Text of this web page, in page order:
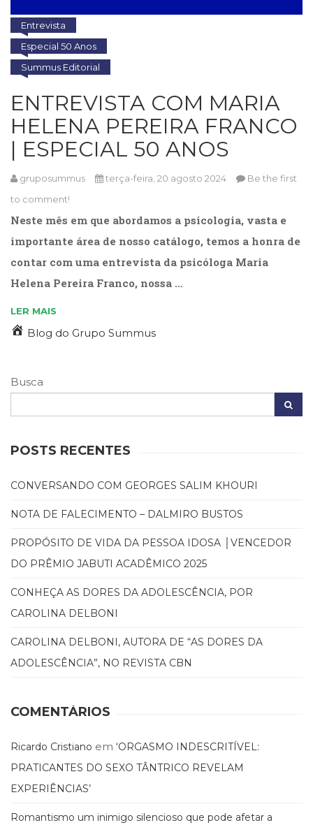
Cinema
(23)
Comportamento
(418)
Comunicação
Corpo
e
Movimento
(226)
Interior
(222)
Criatividade
Culinária,
Alimentação
Economia,
Negócios
Educação
Especial
Fisioterapia
Fonoaudiologia
terapia
Jornalismo
(57)
(66)
Erótica
(11)
Ficção,
Ensaios
de
PNL
(Programação
Neurolingüística)
Psicodrama
Entrevista
Especial 50 Anos
Summus Editorial
ENTREVISTA COM MARIA
HELENA PEREIRA FRANCO
| ESPECIAL 50 ANOS
gruposummus terça-feira, 20 agosto 2024
Be the first
to comment!
Neste mês em que abordamos a psicologia, vasta e
importante área de nosso catálogo, temos a honra de
contar com uma entrevista da psicóloga Maria
Helena Pereira Franco, nossa …
LER MAIS
Blog do Grupo Summus
Busca
POSTS RECENTES
CONVERSANDO COM GEORGES SALIM KHOURI
NOTA DE FALECIMENTO – DALMIRO BUSTOS
PROPÓSITO DE VIDA DA PESSOA IDOSA │VENCEDOR
DO PRÊMIO JABUTI ACADÊMICO 2025
CONHEÇA AS DORES DA ADOLESCÊNCIA, POR
CAROLINA DELBONI
CAROLINA DELBONI, AUTORA DE “AS DORES DA
ADOLESCÊNCIA”, NO REVISTA CBN
COMENTÁRIOS
Ricardo Cristiano em ‘ORGASMO INDESCRITÍVEL:
PRATICANTES DO SEXO TÂNTRICO REVELAM
EXPERIÊNCIAS’
Romantismo um inimigo silencioso que pode afetar a